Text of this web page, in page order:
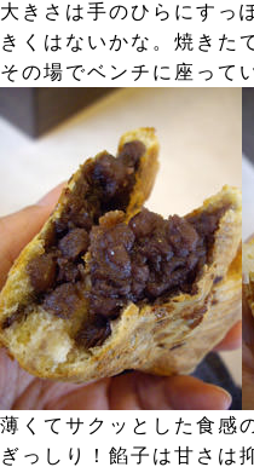
大きさは手のひらにすっ
きくはないかな。焼きた
その場でベンチに座って
薄くてサクッとした食感
ぎっしり！餡子は甘さは